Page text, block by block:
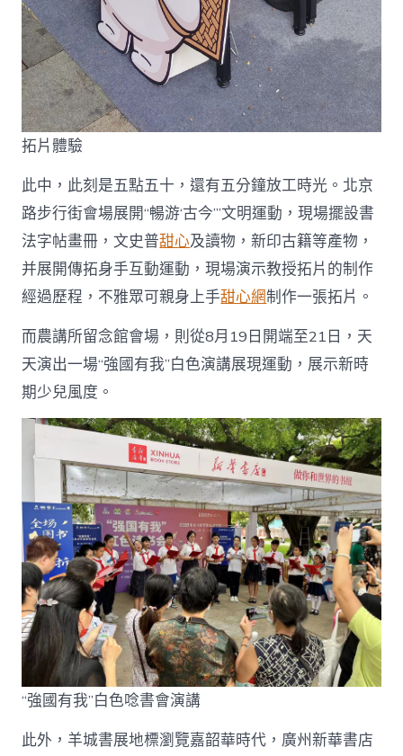
拓片體驗
此中，此刻是五點五十，還有五分鐘放工時光。北京
路步行街會場展開“暢游‘古今’”文明運動，現場擺設書
法字帖畫冊，文史普甜心及讀物，新印古籍等產物，
并展開傳拓身手互動運動，現場演示教授拓片的制作
經過歷程，不雅眾可親身上手甜心網制作一張拓片。
而農講所留念館會場，則從8月19日開端至21日，天
天演出一場“強國有我”白色演講展現運動，展示新時
期少兒風度。
“強國有我”白色唸書會演講
此外，羊城書展地標瀏覽嘉韶華時代，廣州新華書店